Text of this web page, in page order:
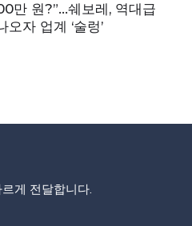
만 원?”…쉐보레, 역대급
오자 업계 ‘술렁’
게 전달합니다.